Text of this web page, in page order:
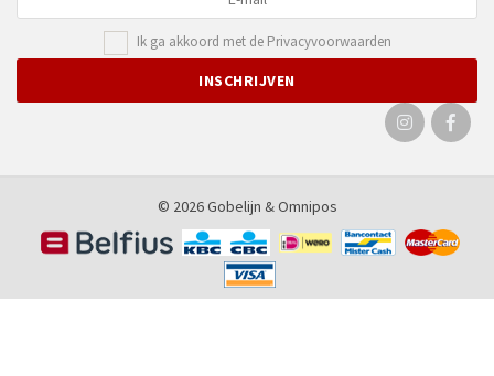
Ik ga akkoord met de Privacyvoorwaarden
© 2026 Gobelijn &Omnipos